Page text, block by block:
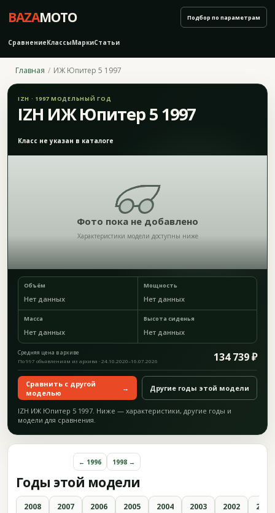
BAZAMOTO
СравнениеКлассыМаркиСтатьи
Подбор по параметрам
Главная ИЖ Юпитер 5 1997
IZH · 1997 МОДЕЛЬНЫЙ ГОД
IZH ИЖ Юпитер 5 1997
Класс не указан в каталоге
Фото пока не добавлено
Характеристики модели доступны ниже
Объём
Нет данных
Мощность
Нет данных
Масса
Нет данных
Высота сиденья
Нет данных
Средняя цена в архиве 134 739 ₽
По 997 объявлениям из архива · 24.10.2020–16.07.2026
Сравнить с другой
моделью
→ Другие годы этой модели
IZH ИЖ Юпитер 5 1997. Ниже — характеристики, другие годы и
модели для сравнения.
Годы этой модели
← 1996 1998 →
2008 2007 2006 2005 2004 2003 2002 2001